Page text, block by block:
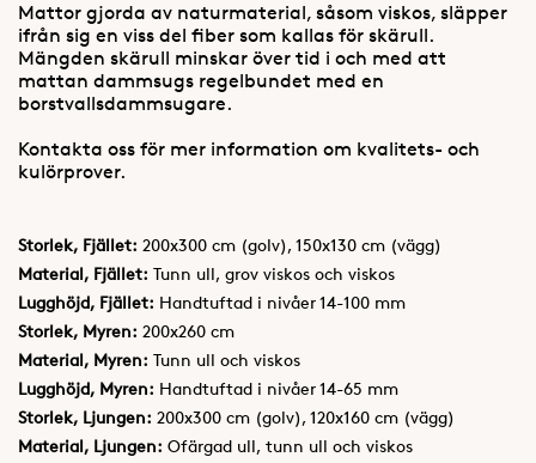
Mattor gjorda av naturmaterial, såsom viskos, släpper
ifrån sig en viss del fiber som kallas för skärull.
Mängden skärull minskar över tid i och med att
mattan dammsugs regelbundet med en
borstvallsdammsugare.
Kontakta oss för mer information om kvalitets- och
kulörprover.
Storlek, Fjället: 200x300 cm (golv), 150x130 cm (vägg)
Material, Fjället: Tunn ull, grov viskos och viskos
Lugghöjd, Fjället: Handtuftad i nivåer 14-100 mm
Storlek, Myren: 200x260 cm
Material, Myren: Tunn ull och viskos
Lugghöjd, Myren: Handtuftad i nivåer 14-65 mm
Storlek, Ljungen: 200x300 cm (golv), 120x160 cm (vägg)
Material, Ljungen: Ofärgad ull, tunn ull och viskos